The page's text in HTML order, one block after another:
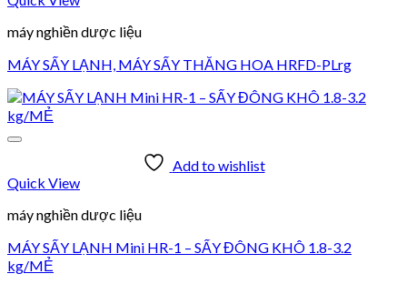
máy nghiền dược liệu
MÁY SẤY LẠNH, MÁY SẤY THĂNG HOA HRFD-PLrg
Add to wishlist
Quick View
máy nghiền dược liệu
MÁY SẤY LẠNH Mini HR-1 – SẤY ĐÔNG KHÔ 1.8-3.2
kg/MẺ